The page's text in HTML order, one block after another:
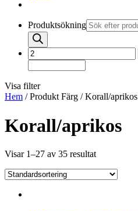
Produktsökning
Visa filter
Hem / Produkt Färg / Korall/aprikos
Korall/aprikos
Visar 1–27 av 35 resultat